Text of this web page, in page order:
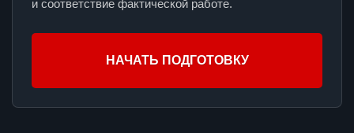
и соответствие фактической работе.
НАЧАТЬ ПОДГОТОВКУ